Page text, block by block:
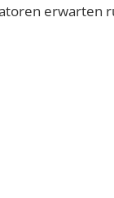
erwarten